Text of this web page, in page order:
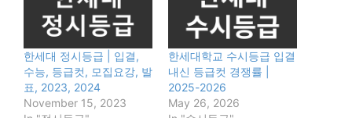
한세대 정시등급 | 입결,
수능, 등급컷, 모집요강, 발
표, 2023, 2024
November 15, 2023
한세대학교 수시등급 입결
내신 등급컷 경쟁률 |
2025-2026
May 26, 2026